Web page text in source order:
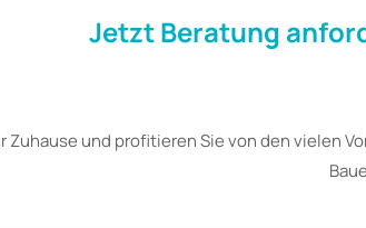
Jetzt Beratung
Zuhause und profitieren Sie von den vielen